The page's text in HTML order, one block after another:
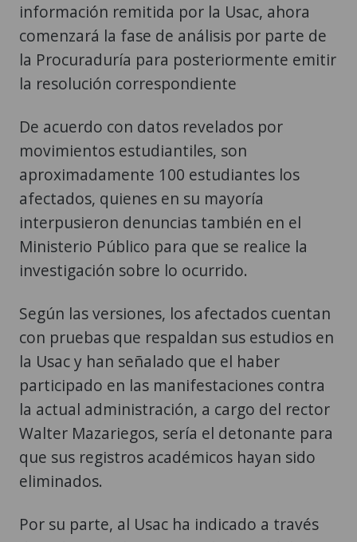
información remitida por la Usac, ahora
comenzará la fase de análisis por parte de
la Procuraduría para posteriormente emitir
la resolución correspondiente
De acuerdo con datos revelados por
movimientos estudiantiles, son
aproximadamente 100 estudiantes los
afectados, quienes en su mayoría
interpusieron denuncias también en el
Ministerio Público para que se realice la
investigación sobre lo ocurrido.
Según las versiones, los afectados cuentan
con pruebas que respaldan sus estudios en
la Usac y han señalado que el haber
participado en las manifestaciones contra
la actual administración, a cargo del rector
Walter Mazariegos, sería el detonante para
que sus registros académicos hayan sido
eliminados.
Por su parte, al Usac ha indicado a través